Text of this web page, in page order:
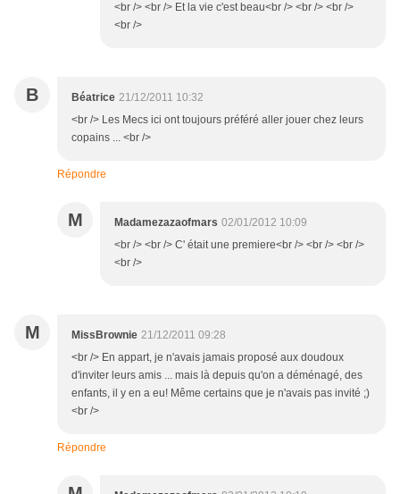
<br /> <br /> Et la vie c'est beau<br /> <br /> <br />
<br />
B Béatrice 21/12/2011 10:32
<br /> Les Mecs ici ont toujours préféré aller jouer chez leurs
copains ... <br />
Répondre
M Madamezazaofmars 02/01/2012 10:09
<br /> <br /> C' était une premiere<br /> <br /> <br />
<br />
M MissBrownie 21/12/2011 09:28
<br /> En appart, je n'avais jamais proposé aux doudoux
d'inviter leurs amis ... mais là depuis qu'on a déménagé, des
enfants, il y en a eu! Même certains que je n'avais pas invité ;)
<br />
Répondre